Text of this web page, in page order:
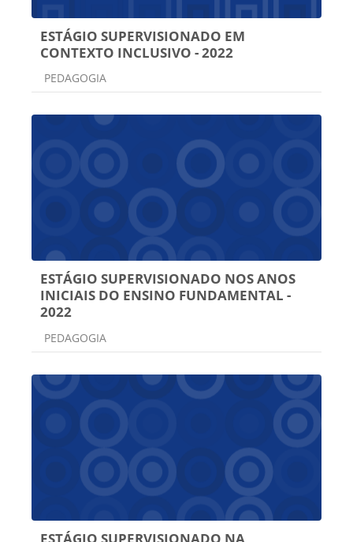
ESTÁGIO SUPERVISIONADO EM
CONTEXTO INCLUSIVO - 2022
Categoria do curso
PEDAGOGIA
ESTÁGIO SUPERVISIONADO NOS ANOS
INICIAIS DO ENSINO FUNDAMENTAL -
2022
Categoria do curso
PEDAGOGIA
ESTÁGIO SUPERVISIONADO NA